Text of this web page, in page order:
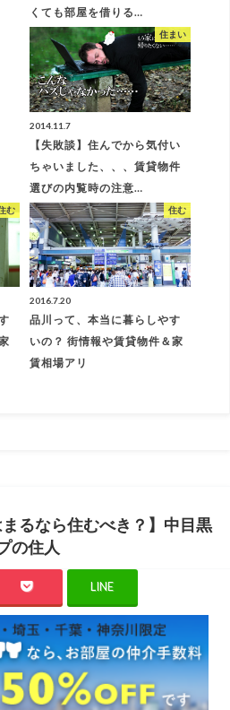
くても部屋を借りる…
住まい
2014.11.7
【失敗談】住んでから気付い
ちゃいました、、、賃貸物件
選びの内覧時の注意…
む 住む
2016.7.20
品川って、本当に暮らしやす
いの？ 街情報や賃貸物件＆家
賃相場アリ
まるなら住むべき？】中目黒
の住人
LINE